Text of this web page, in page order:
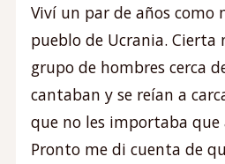
Viví un par de años como
pueblo de Ucrania. Cierta
grupo de hombres cerca
cantaban y se reían a
que no les importaba que
Pronto me di cuenta de